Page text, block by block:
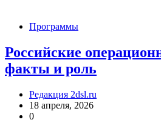
Программы
Российские
факты и роль
Редакция 2dsl.ru
18 апреля, 2026
0